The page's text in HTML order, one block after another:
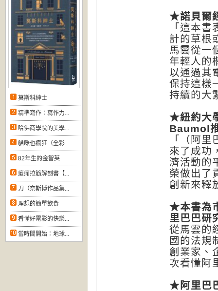
莫斯科紳士
精準寫作：寫作力...
哈佛商學院的美學...
貓咪也瘋狂（全彩...
82年生的金智英
痠痛拉筋解剖書【...
刀（奈斯博作品集...
理想的簡單飲食
看懂好電影的快樂...
當時間開始：地球...
★諾貝爾
「這本
計的草根
馬雲從一
年輕人的
以通過其
保持這樣
持續的大
★紐約大
Baumol
「（阿
來了成功
濟活動的
榮做出了
創新來釋
★本書為
里巴巴研
從馬雲的
國的法規
創業家、
次看懂阿
★阿里巴